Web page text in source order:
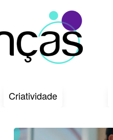
Criatividade